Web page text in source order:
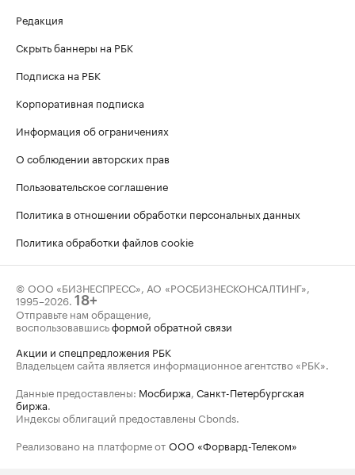
Редакция
Скрыть баннеры на РБК
Подписка на РБК
Корпоративная подписка
Информация об ограничениях
О соблюдении авторских прав
Пользовательское соглашение
Политика в отношении обработки персональных данных
Политика обработки файлов cookie
© ООО «БИЗНЕСПРЕСС», АО «РОСБИЗНЕСКОНСАЛТИНГ»,
1995–2026. 18+
Отправьте нам обращение,
воспользовавшисьформой обратной связи
Акции и спецпредложения РБК
Владельцем сайта является информационное агентство «РБК».
Данные предоставлены: Мосбиржа, Санкт-Петербургская
биржа.
Индексы облигаций предоставлены Cbonds.
Реализовано на платформе от ООО «Форвард-Телеком»